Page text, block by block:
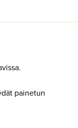
painetun